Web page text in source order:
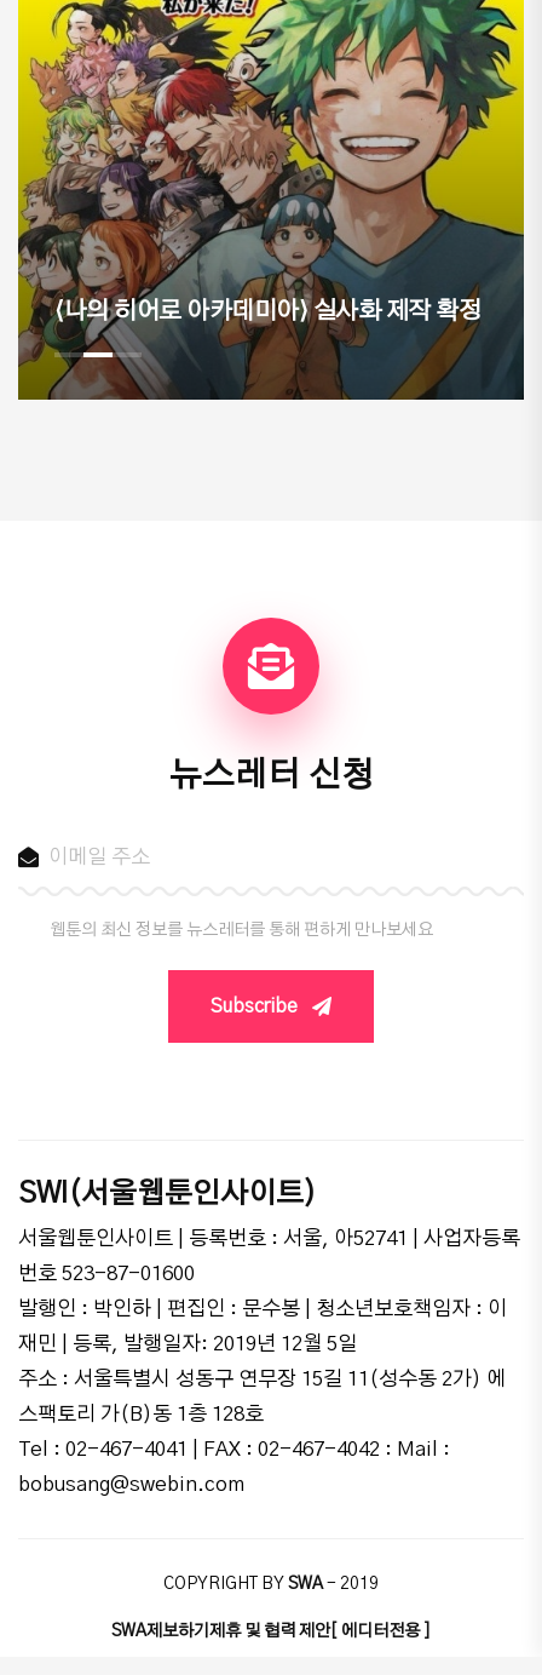
⟩ 실사화 제작 확정
이현세 만화 창작캠프,
해 마무리... 우수작 네이
뉴스레터 신청
웹툰의 최신 정보를 뉴스레터를 통해 편하게 만나보세요
Subscribe
SWI(서울웹툰인사이트)
서울웹툰인사이트 | 등록번호 : 서울, 아52741 | 사업자등록
번호 523-87-01600
발행인 : 박인하 | 편집인 : 문수봉 | 청소년보호책임자 : 이
재민 | 등록, 발행일자: 2019년 12월 5일
주소 : 서울특별시 성동구 연무장 15길 11(성수동 2가) 에
스팩토리 가(B)동 1층 128호
Tel : 02-467-4041 | FAX : 02-467-4042 : Mail :
bobusang@swebin.com
COPYRIGHT BY SWA- 2019
SWA제보하기 제휴 및 협력 제안[ 에디터전용 ]